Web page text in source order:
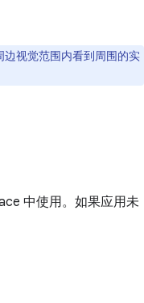
视觉范围内看到周围的实
中使用。如果应用未